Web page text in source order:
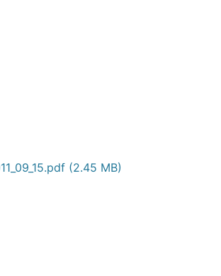
(2.45 MB)